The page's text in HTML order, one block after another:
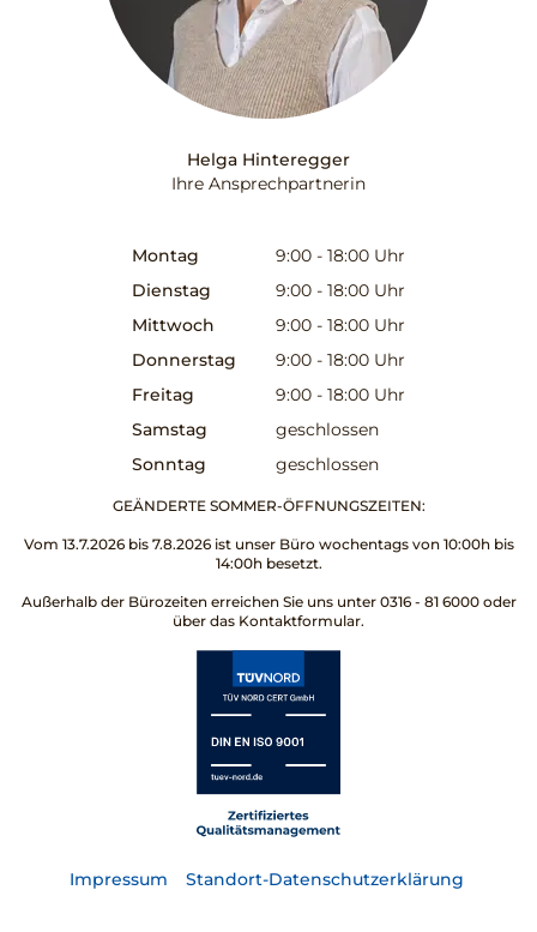
Helga Hinteregger
Ihre Ansprechpartnerin
Montag 9:00 - 18:00 Uhr
Dienstag
9:00 - 18:00 Uhr
Mittwoch
9:00 - 18:00 Uhr
Donnerstag
9:00 - 18:00 Uhr
Freitag
9:00 - 18:00 Uhr
Samstag
geschlossen
Sonntag
geschlossen
GEÄNDERTE SOMMER-ÖFFNUNGSZEITEN:
Vom 13.7.2026 bis 7.8.2026 ist unser Büro wochentags von 10:00h bis
14:00h besetzt.
Außerhalb der Bürozeiten erreichen Sie uns unter 0316 - 81 6000 oder
über das Kontaktformular.
Impressum Standort-Datenschutzerklärung